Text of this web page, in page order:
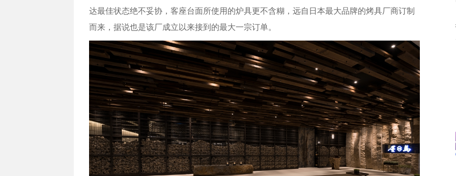
达最佳状态绝不妥协，客座台面所使用的炉具更不含糊，远自日本最大品牌的烤具厂商订制
而来，据说也是该厂成立以来接到的最大一宗订单。